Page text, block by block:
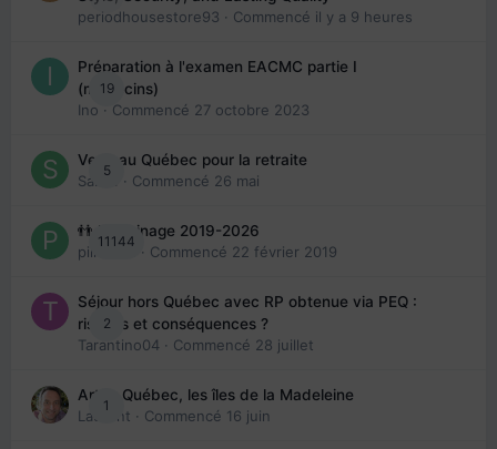
periodhousestore93 · Commencé il y a 9 heures
19
Préparation à l'examen EACMC partie I
(médecins)
Ino · Commencé 27 octobre 2023
5
Venir au Québec pour la retraite
Sab74
· Commencé 26 mai
11144
👬 Parrainage 2019-2026
piinoush · Commencé 22 février 2019
2
Séjour hors Québec avec RP obtenue via PEQ :
risques et conséquences ?
Tarantino04 · Commencé 28 juillet
1
Arte : Québec, les îles de la Madeleine
Laurent · Commencé 16 juin